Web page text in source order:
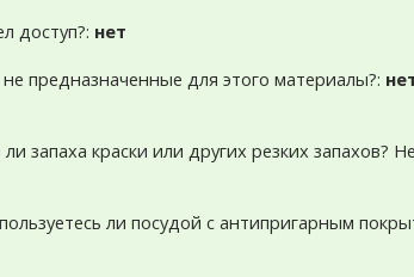
доступ?: нет
предназначенные для этого материалы?:
запаха краски или других резких запахов?
ли посудой с антипригарным